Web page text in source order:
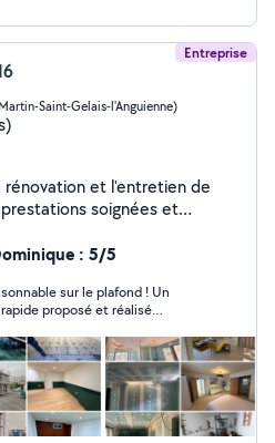
Entreprise
Saint-Gelais-l'Anguienne)
rénovation et l'entretien de
soignées et
sols) * travaux extérieurs et
pression (terrasses, dallages,
propre
délais et communication
* murs *
intérieure * revêtement
à joints * parquet *
: 5/5
sur le plafond ! Un
proposé et réalisé
"un peu plus que
abusifs ... Je recommande